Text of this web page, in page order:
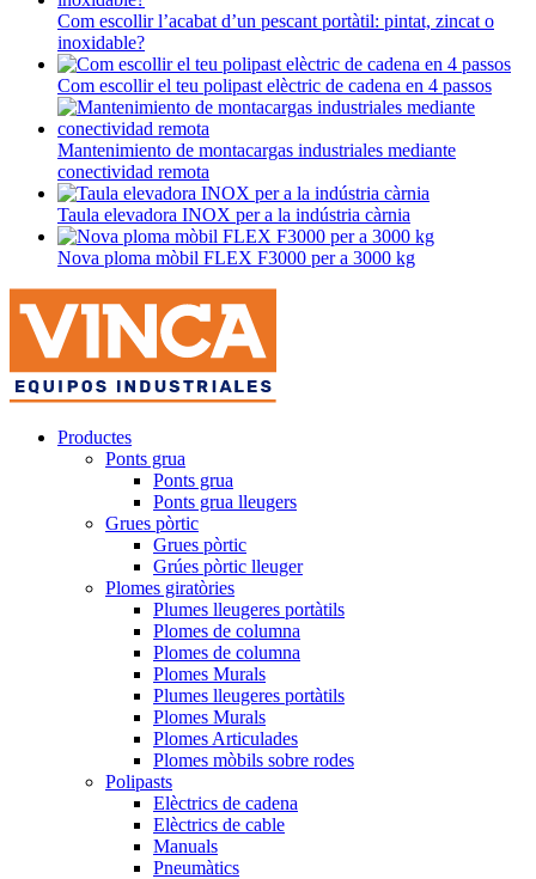
Com escollir l’acabat d’un pescant portàtil: pintat, zincat o
inoxidable?
Com escollir el teu polipast elèctric de cadena en 4 passos
Mantenimiento de montacargas industriales mediante
conectividad remota
Taula elevadora INOX per a la indústria càrnia
Nova ploma mòbil FLEX F3000 per a 3000 kg
Productes
Ponts grua
Ponts grua
Ponts grua lleugers
Grues pòrtic
Grues pòrtic
Grúes pòrtic lleuger
Plomes giratòries
Plumes lleugeres portàtils
Plomes de columna
Plomes de columna
Plomes Murals
Plumes lleugeres portàtils
Plomes Murals
Plomes Articulades
Plomes mòbils sobre rodes
Polipasts
Elèctrics de cadena
Elèctrics de cable
Manuals
Pneumàtics